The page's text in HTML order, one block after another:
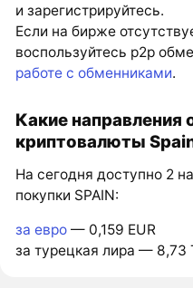
и зарегистрируйтесь.
Если на бирже
воспользуйтесь p2p
работе с обменниками.
Какие направления
криптовалюты
На сегодня доступно 2
покупки SPAIN:
за евро — 0,159 EUR
за турецкая лира — 8,73